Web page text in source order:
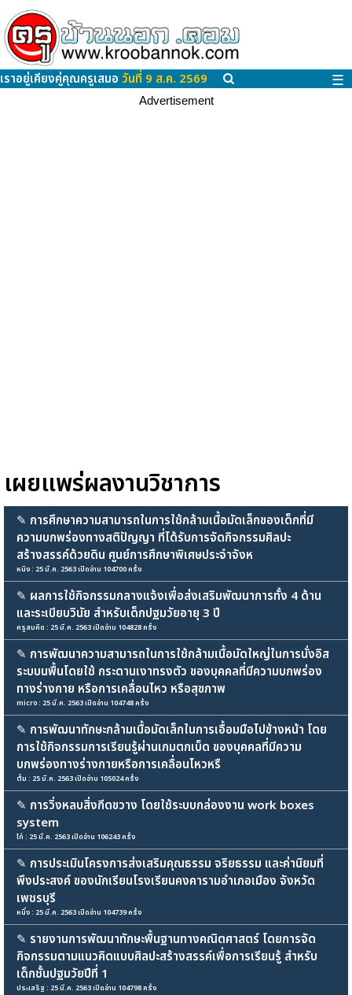
เราอยู่เคียงคู่คุณครูเสมอ วันที่ 9 ส.ค. 2569 ☰
Advertisement
เผยแพร่ผลงานวิชาการ
✎ การศึกษาความสามารถในการใช้กล้ามเนื้อมัดเล็กของเด็กที่มี
ความบกพร่องทางสติปัญญา ที่ได้รับการจัดกิจกรรมศิลปะ
สร้างสรรค์ด้วยดิน ศูนย์การศึกษาพิเศษประจำจังห
หนิง : 25 มี.ค. 2563 เปิดอ่าน 104700 ครั้ง
✎ ผลการใช้กิจกรรมกลางแจ้งเพื่อส่งเสริมพัฒนาการทั้ง 4 ด้าน
และระเบียบวินัย สำหรับเด็กปฐมวัยอายุ 3 ปี
ครูสมคิด : 25 มี.ค. 2563 เปิดอ่าน 104828 ครั้ง
✎ การพัฒนาความสามารถในการใช้กล้ามเนื้อมัดใหญ่ในการนั่งอิส
ระบบนพื้นโดยใช้ กระดานเงาทรงตัว ของบุคคลที่มีความบกพร่อง
ทางร่างกาย หรือการเคลื่อนไหว หรือสุขภาพ
micro : 25 มี.ค. 2563 เปิดอ่าน 104748 ครั้ง
✎ การพัฒนาทักษะกล้ามเนื้อมัดเล็กในการเอื้อมมือไปข้างหน้า โดย
การใช้กิจกรรมการเรียนรู้ผ่านเกมตกเบ็ด ของบุคคลที่มีความ
บกพร่องทางร่างกายหรือการเคลื่อนไหวหรื
ตั้ม : 25 มี.ค. 2563 เปิดอ่าน 105024 ครั้ง
✎ การวิ่งหลบสิ่งกีดขวาง โดยใช้ระบบกล่องงาน work boxes
system
ไก่ : 25 มี.ค. 2563 เปิดอ่าน 106243 ครั้ง
✎ การประเมินโครงการส่งเสริมคุณธรรม จริยธรรม และค่านิยมที่
พึงประสงค์ ของนักเรียนโรงเรียนคงคารามอำเภอเมือง จังหวัด
เพชรบุรี
หนึ่ง : 25 มี.ค. 2563 เปิดอ่าน 104739 ครั้ง
✎ รายงานการพัฒนาทักษะพื้นฐานทางคณิตศาสตร์ โดยการจัด
กิจกรรมตามแนวคิดแบบศิลปะสร้างสรรค์เพื่อการเรียนรู้ สำหรับ
เด็กชั้นปฐมวัยปีที่ 1
ประเสริฐ : 25 มี.ค. 2563 เปิดอ่าน 104798 ครั้ง